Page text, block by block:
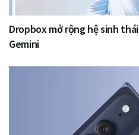
Dropbox mở rộng hệ sinh
Gemini